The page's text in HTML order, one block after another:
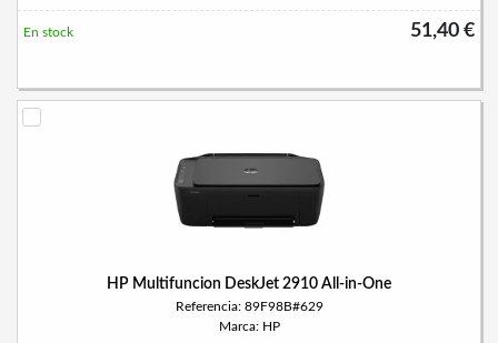
51,40 €
En stock
HP Multifuncion DeskJet 2910 All-in-One
Referencia: 89F98B#629
Marca: HP